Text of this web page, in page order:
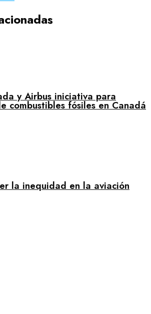
y Airbus iniciativa para
combustibles fósiles en Canadá
la inequidad en la aviación